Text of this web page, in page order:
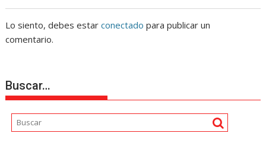
Lo siento, debes estarconectado para publicar un
comentario.
Buscar…